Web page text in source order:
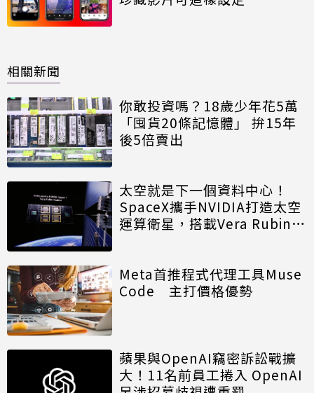
相關新聞
你敢投資嗎？18歲少年花5萬
「囤貨20條記憶體」 拚15年
後5倍賣出
太空就是下一個資料中心！
SpaceX攜手NVIDIA打造太空
運算衛星，搭載Vera Rubin運
Meta首推程式代理工具Muse
Code 主打價格優勢
蘋果與OpenAI竊密訴訟戰擴
大！11名前員工捲入 OpenAI